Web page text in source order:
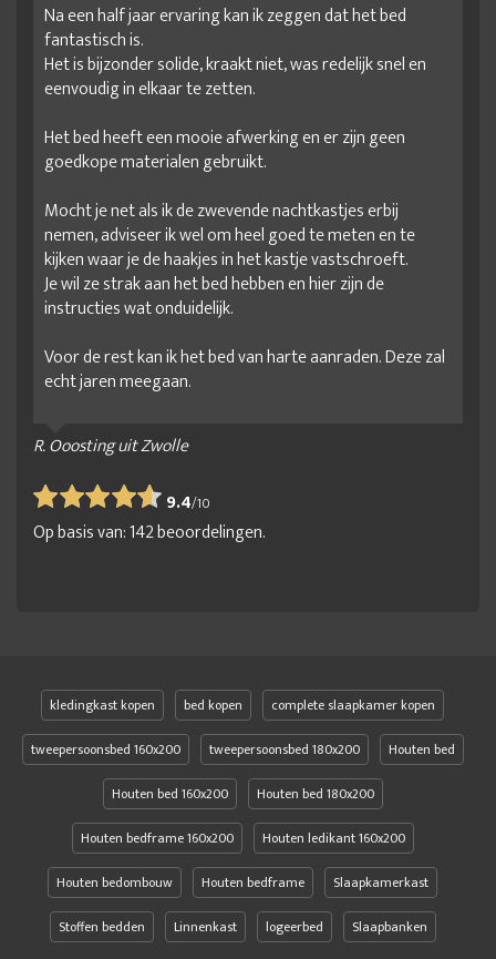
Na een half jaar ervaring kan ik zeggen dat het bed
fantastisch is.
Het is bijzonder solide, kraakt niet, was redelijk snel en
eenvoudig in elkaar te zetten.
Het bed heeft een mooie afwerking en er zijn geen
goedkope materialen gebruikt.
Mocht je net als ik de zwevende nachtkastjes erbij
nemen, adviseer ik wel om heel goed te meten en te
kijken waar je de haakjes in het kastje vastschroeft.
Je wil ze strak aan het bed hebben en hier zijn de
instructies wat onduidelijk.
Voor de rest kan ik het bed van harte aanraden. Deze zal
echt jaren meegaan.
R. Ooosting uit Zwolle
9.4/10
Op basis van:142beoordelingen.
kledingkast kopen bed kopen
complete slaapkamer kopen
tweepersoonsbed 160x200
tweepersoonsbed 180x200
Houten bed
Houten bed 160x200
Houten bed 180x200
Houten bedframe 160x200
Houten ledikant 160x200
Houten bedombouw
Houten bedframe
Slaapkamerkast
Stoffen bedden
Linnenkast logeerbed Slaapbanken